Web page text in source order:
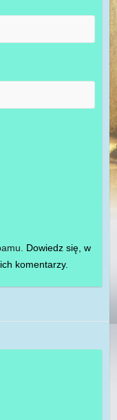
Dowiedz się, w
komentarzy.